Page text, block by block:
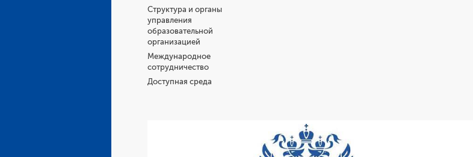
Структура и органы
управления
образовательной
организацией
Международное
сотрудничество
Доступная среда